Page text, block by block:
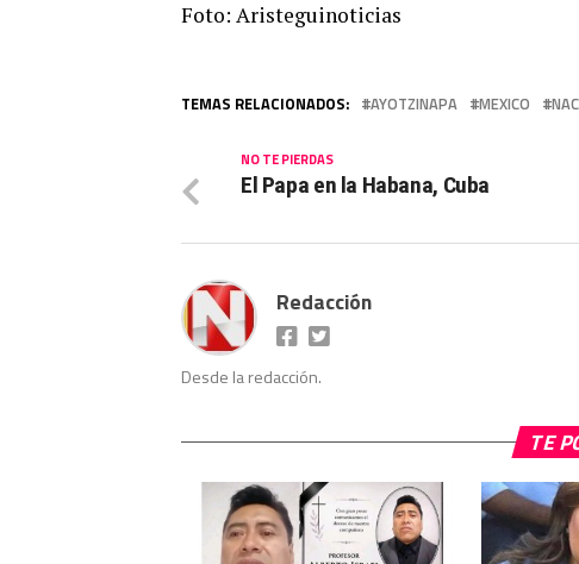
Foto: Aristeguinoticias
TEMAS RELACIONADOS: AYOTZINAPA MEXICO
NO TE PIERDAS
El Papa en la Habana, Cuba
Redacción
Desde la redacción.
TE